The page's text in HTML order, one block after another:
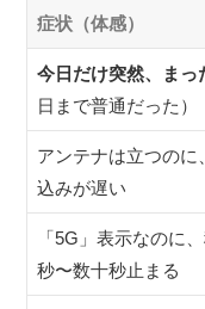
症状（体感）
今日だけ突然、まっ
日まで普通だった）
アンテナは立つのに
込みが遅い
「5G」表示なのに
秒〜数十秒止まる